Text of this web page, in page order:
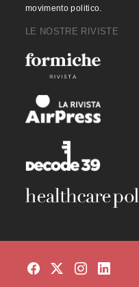
movimento politico.
LE NOSTRE RIVISTE